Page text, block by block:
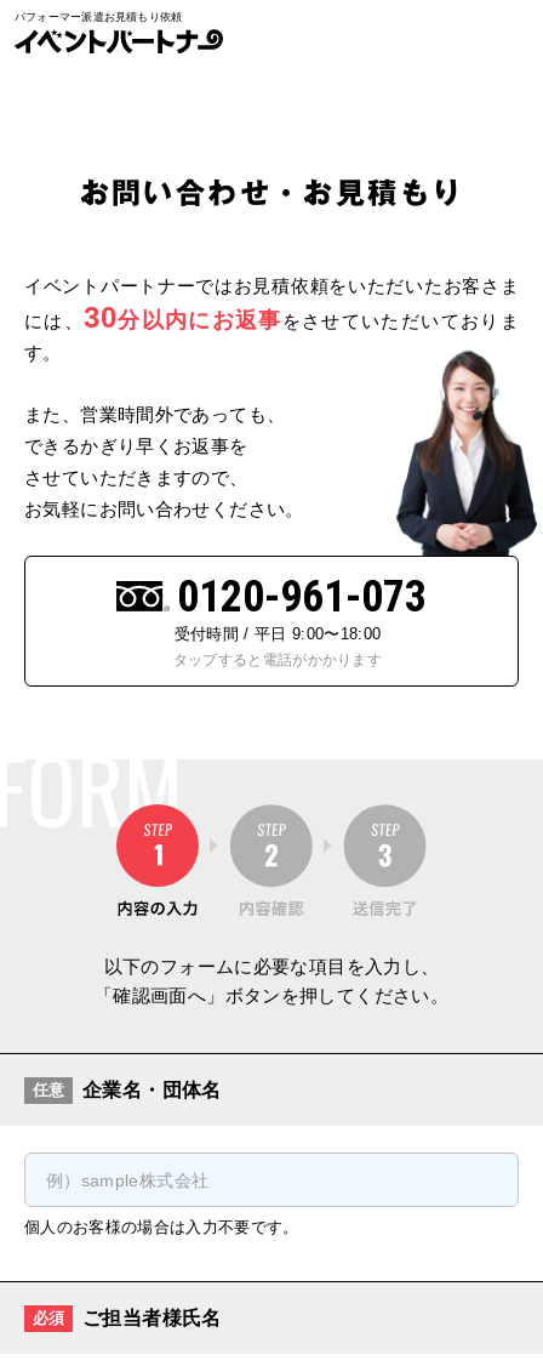
パフォーマー派遣お見積もり依頼
お問い合わせ・お見積もり
イベントパートナーではお見積依頼をいただいたお客さま
には、30分以内にお返事 をさせていただいておりま
す。
また、営業時間外であっても、
できるかぎり早くお返事を
させていただきますので、
お気軽にお問い合わせください。
0120-961-073
受付時間 / 平日 9:00〜18:00
タップすると電話がかかります
以下のフォームに必要な項目を入力し、
「確認画面へ」ボタンを押してください。
任意 企業名・団体名
個人のお客様の場合は入力不要です。
必須 ご担当者様氏名